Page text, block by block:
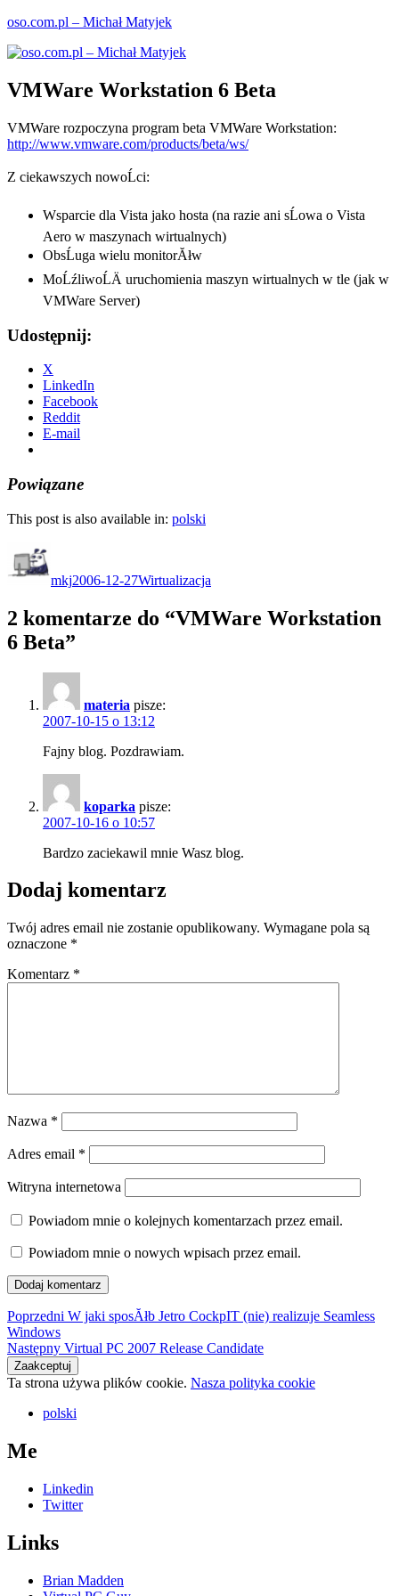
Przejdź
treści
oso.com.pl – Michał Matyjek
VMWare Workstation 6 Beta
VMWare rozpoczyna program beta VMWare Workstation:
http://www.vmware.com/products/beta/ws/
Z ciekawszych nowoĹci:
Wsparcie dla Vista jako hosta (na razie ani sĹowa o Vista
Aero w maszynach wirtualnych)
ObsĹuga wielu monitorĂłw
MoĹźliwoĹÄ uruchomienia maszyn wirtualnych w tle (jak w
VMWare Server)
Udostępnij:
X
LinkedIn
Facebook
Reddit
E-mail
Powiązane
This post is also available in: polski
mkj2006-12-27Wirtualizacja
2 komentarze do “VMWare Workstation
6 Beta”
materia pisze:
2007-10-15 o 13:12
Fajny blog. Pozdrawiam.
koparka pisze:
2007-10-16 o 10:57
Bardzo zaciekawil mnie Wasz blog.
Dodaj komentarz
Twój adres email nie zostanie opublikowany. Wymagane pola są
oznaczone *
Komentarz *
Nazwa *
Adres email *
Witryna internetowa
Powiadom mnie o kolejnych komentarzach przez email.
Powiadom mnie o nowych wpisach przez email.
Nawigacja
wpisu
Poprzedni Poprzedni
W jaki sposĂłb Jetro CockpIT (nie) realizuje Seamless
Windows
Następny Następny
wpis:
Virtual PC 2007 Release Candidate
Ta strona używa plików cookie. Nasza polityka cookie
polski
Me
Linkedin
Twitter
Links
Brian Madden